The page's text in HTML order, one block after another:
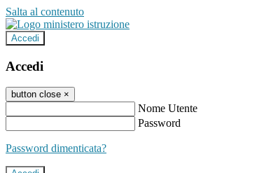
Salta al contenuto
Accedi
Accedi
button close ×
Nome Utente
Password
Password dimenticata?